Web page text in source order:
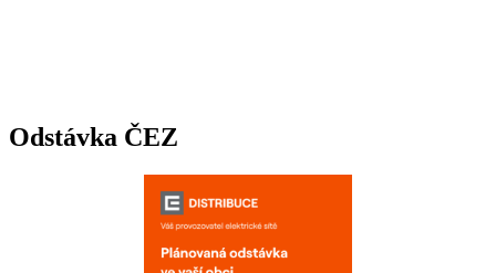
Odstávka ČEZ